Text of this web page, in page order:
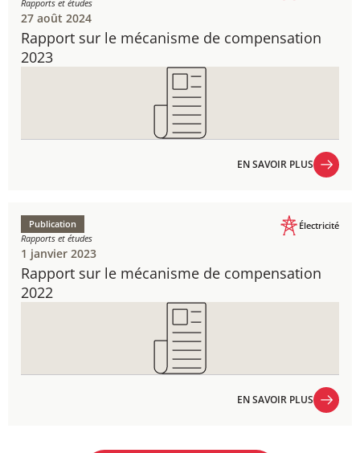
Rapport sur le mécanisme de compensation​​​​​​
2023
Rapports et études
27 août 2024
EN SAVOIR PLUS
Rapport sur le mécanisme de compensation​​​​​​
2022
Publication
Rapports et études
Électricité
1 janvier 2023
EN SAVOIR PLUS